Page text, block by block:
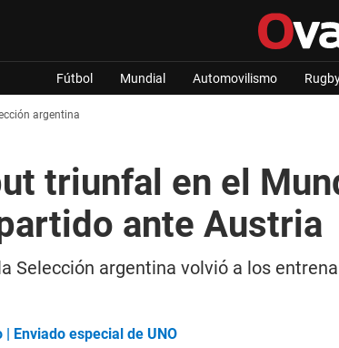
Fútbol Mundial Automovilismo
argentina
triunfal en el
ante Austria
Selección argentina volvió a los
Enviado especial de UNO